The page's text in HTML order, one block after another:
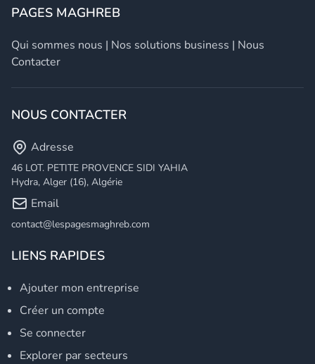
PAGES MAGHREB
Qui sommes nous | Nos solutions business | Nous
Contacter
NOUS CONTACTER
Adresse
46 LOT. PETITE PROVENCE SIDI YAHIA
Hydra, Alger (16), Algérie
Email
contact@lespagesmaghreb.com
LIENS RAPIDES
Ajouter mon entreprise
Créer un compte
Se connecter
Explorer par secteurs